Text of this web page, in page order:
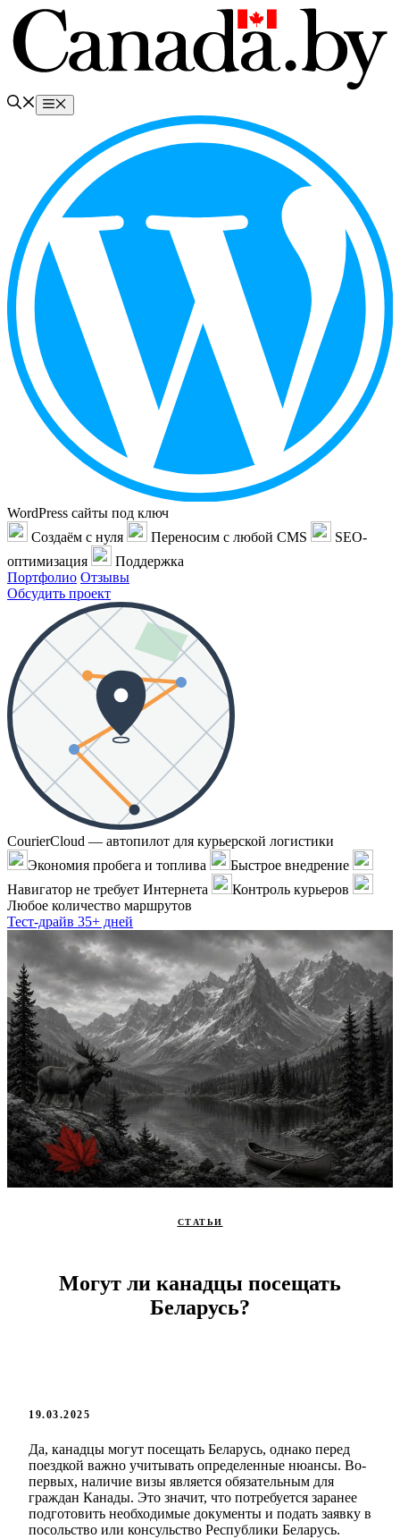
Перейти
содержимому
Меню
WordPress сайты под ключ
Создаём с нуля
Переносим с любой CMS
SEO-
оптимизация
Поддержка
Портфолио Отзывы
Обсудить проект
CourierCloud — автопилот для курьерской логистики
Экономия пробега и топлива
Быстрое внедрение
Навигатор не требует Интернета
Контроль курьеров
Любое количество маршрутов
Тест-драйв 35+ дней
СТАТЬИ
Могут ли канадцы посещать
Беларусь?
19.03.2025
Да, канадцы могут посещать Беларусь, однако перед
поездкой важно учитывать определенные нюансы. Во-
первых, наличие визы является обязательным для
граждан Канады. Это значит, что потребуется заранее
подготовить необходимые документы и подать заявку в
посольство или консульство Республики Беларусь.